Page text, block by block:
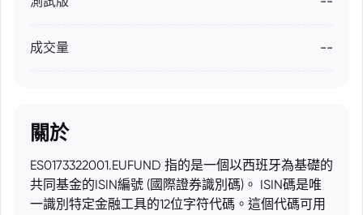
成交量 --
關於
ES0173322001.EUFUND 指的是一個以西班牙為基礎的
共同基金的ISIN編號 (國際證券識別碼)。 ISIN碼是唯
一識別特定金融工具的12位字符代碼。這個代碼可用